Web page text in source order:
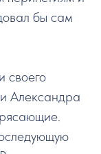
бы сам
своего
Александра